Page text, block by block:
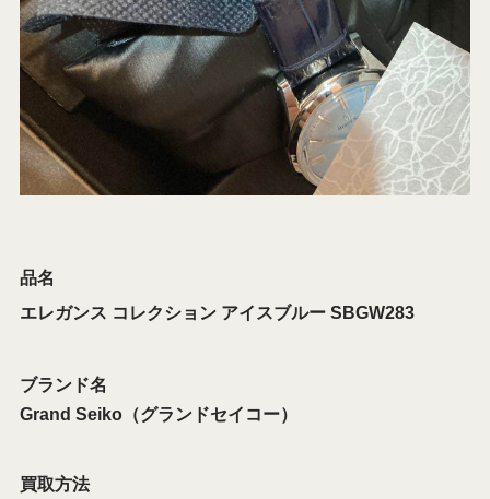
品名
エレガンス コレクション アイスブルー SBGW283
ブランド名
Grand Seiko（グランドセイコー）
買取方法